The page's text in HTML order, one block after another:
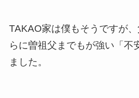
TAKAO家は僕もそうですが、
らに曽祖父までもが強い「不
ました。